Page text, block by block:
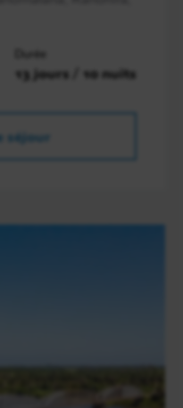
Durée
13 jours / 10 nuits
séjour